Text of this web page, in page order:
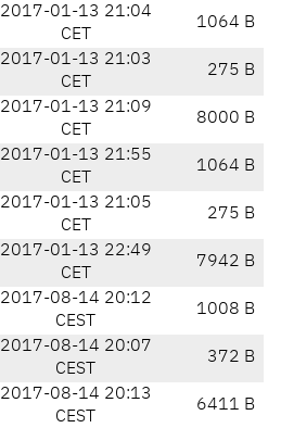
2017-01-13 21:04
CET
1064 B
2017-01-13 21:03
CET
275 B
2017-01-13 21:09
CET
8000 B
2017-01-13 21:55
CET
1064 B
2017-01-13 21:05
CET
275 B
2017-01-13 22:49
CET
7942 B
2017-08-14 20:12
CEST
1008 B
2017-08-14 20:07
CEST
372 B
2017-08-14 20:13
CEST
6411 B